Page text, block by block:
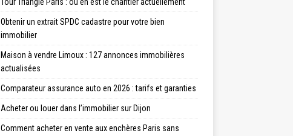
Obtenir un extrait SPDC cadastre pour votre bien
immobilier
Maison à vendre Limoux : 127 annonces immobilières
actualisées
Comparateur assurance auto en 2026 : tarifs et garanties
Acheter ou louer dans l’immobilier sur Dijon
Comment acheter en vente aux enchères Paris sans